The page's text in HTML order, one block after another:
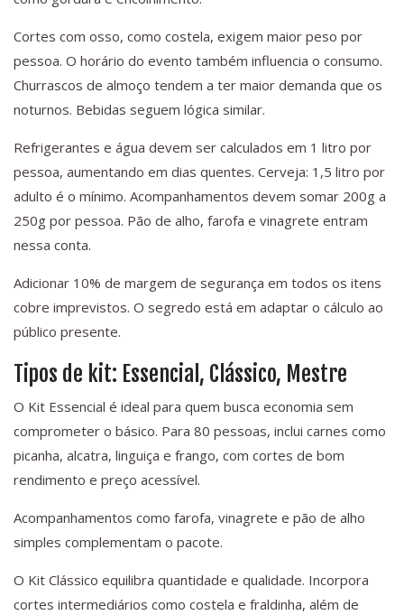
Cortes com osso, como costela, exigem maior peso por
pessoa. O horário do evento também influencia o consumo.
Churrascos de almoço tendem a ter maior demanda que os
noturnos. Bebidas seguem lógica similar.
Refrigerantes e água devem ser calculados em 1 litro por
pessoa, aumentando em dias quentes. Cerveja: 1,5 litro por
adulto é o mínimo. Acompanhamentos devem somar 200g a
250g por pessoa. Pão de alho, farofa e vinagrete entram
nessa conta.
Adicionar 10% de margem de segurança em todos os itens
cobre imprevistos. O segredo está em adaptar o cálculo ao
público presente.
Tipos de kit: Essencial, Clássico, Mestre
O Kit Essencial é ideal para quem busca economia sem
comprometer o básico. Para 80 pessoas, inclui carnes como
picanha, alcatra, linguiça e frango, com cortes de bom
rendimento e preço acessível.
Acompanhamentos como farofa, vinagrete e pão de alho
simples complementam o pacote.
O Kit Clássico equilibra quantidade e qualidade. Incorpora
cortes intermediários como costela e fraldinha, além de